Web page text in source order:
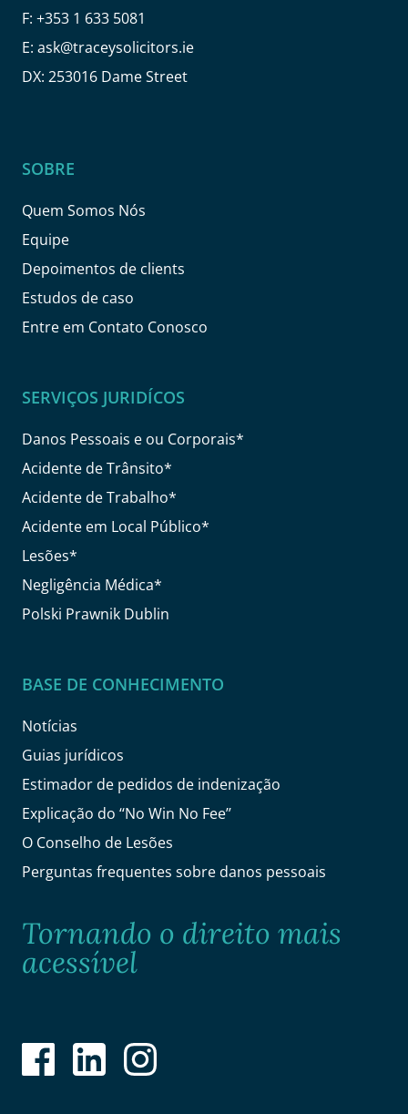
F: +353 1 633 5081
E: ask@traceysolicitors.ie
DX: 253016 Dame Street
SOBRE
Quem Somos Nós
Equipe
Depoimentos de clients
Estudos de caso
Entre em Contato Conosco
SERVIÇOS JURIDÍCOS
Danos Pessoais e ou Corporais*
Acidente de Trânsito*
Acidente de Trabalho*
Acidente em Local Público*
Lesões*
Negligência Médica*
Polski Prawnik Dublin
BASE DE CONHECIMENTO
Notícias
Guias jurídicos
Estimador de pedidos de indenização
Explicação do ‘‘No Win No Fee’’
O Conselho de Lesões
Perguntas frequentes sobre danos pessoais
Tornando o direito mais
acessível